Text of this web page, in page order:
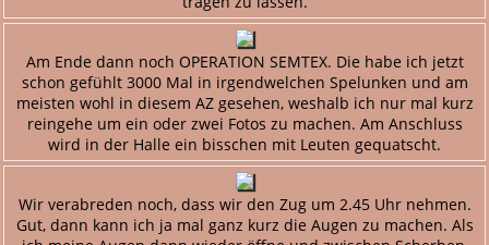
Am Ende dann noch OPERATION SEMTEX. Die habe ich jetzt
schon gefühlt 3000 Mal in irgendwelchen Spelunken und am
meisten wohl in diesem AZ gesehen, weshalb ich nur mal kurz
reingehe um ein oder zwei Fotos zu machen. Am Anschluss
wird in der Halle ein bisschen mit Leuten gequatscht.
Wir verabreden noch, dass wir den Zug um 2.45 Uhr nehmen.
Gut, dann kann ich ja mal ganz kurz die Augen zu machen. Als